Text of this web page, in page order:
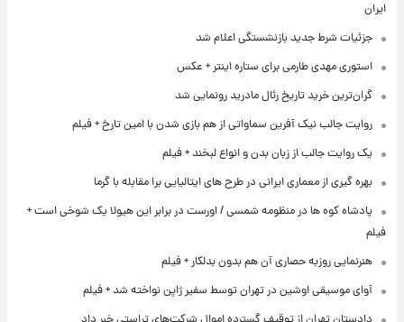
ایران
جزئیات شرط جدید بازنشستگی اعلام شد
استوری مهدی طارمی برای ستاره اینتر + عکس
گران‌ترین خرید تاریخ رئال مادرید رونمایی شد
روایت جالب نیک آفرین سماواتی از هم بازی شدن با امین تارخ + فیلم
یک روایت جالب از زبان بدن و انواع لبخند + فیلم
بهره گیری از معماری ایرانی در طرح های ایتالیایی برا مقابله با گرما
پادشاه کوه ها در منظومه شمسی / اورست در برابر این هیولا یک شوخی است +
فیلم
هنرنمایی روزبه حصاری آن هم بدون بدلکار + فیلم
آوای موسیقی اوشین در تهران توسط سفیر ژاپن نواخته شد + فیلم